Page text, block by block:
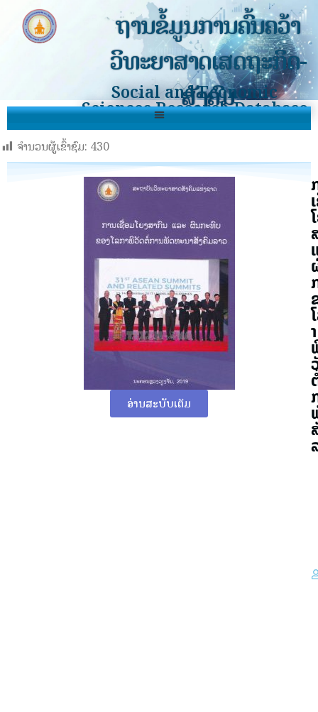
ຖານຂໍ້ມູນການຄົ້ນຄວ້າ
ວິທະຍາສາດເສດຖະກິດ-
ສັງຄົມ
Social and Economic
Sciences Research Database
ຈຳນວນຜູ້ເຂົ້າຊົມ: 430
ອ່ານສະບັບເຕັມ
າ